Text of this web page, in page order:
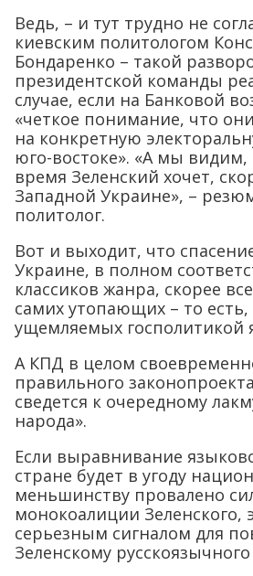
Ведь, – и тут трудно не
киевским политологом
Бондаренко – такой
президентской команды
случае, если на Банковой
«четкое понимание, что
на конкретную
юго-востоке». «А мы видим,
время Зеленский хочет,
Западной Украине», –
политолог.
Вот и выходит, что
Украине, в полном
классиков жанра, скорее
самих утопающих – то есть,
ущемляемых госполитикой
А КПД в целом
правильного
сведется к очередному
народа».
Если выравнивание
стране будет в угоду
меньшинству провалено
монокоалиции Зеленского,
серьезным сигналом для
Зеленскому